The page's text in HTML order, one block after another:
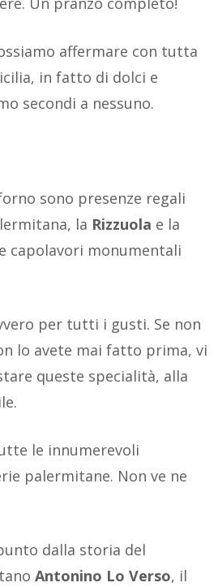
affermare con tutta
in fatto di dolci e
secondi a nessuno.
sono presenze regali
la Rizzuola e la
capolavori monumentali
per tutti i gusti. Se non
lo avete mai fatto prima, vi
queste specialità, alla
le innumerevoli
palermitane. Non ve ne
dalla storia del
Antonino Lo Verso, il